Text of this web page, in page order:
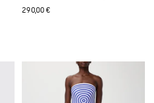
290,00 €